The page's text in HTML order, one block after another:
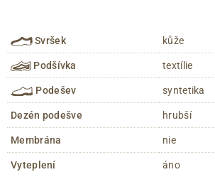
Svršek kůže
Podšívka textílie
Podešev syntetika
Dezén podešve hrubší
Membrána nie
Vyteplení áno